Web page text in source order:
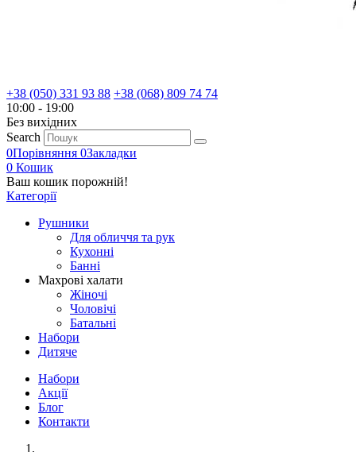
+38 (050) 331 93 88 +38 (068) 809 74 74
10:00 - 19:00
Без вихiдних
Search
0Порівняння 0Закладки
0 Кошик
Ваш кошик порожній!
Категорії
Рушники
Для обличчя та рук
Кухонні
Банні
Махрові халати
Жіночі
Чоловічі
Батальні
Набори
Дитяче
Набори
Акції
Блог
Контакти